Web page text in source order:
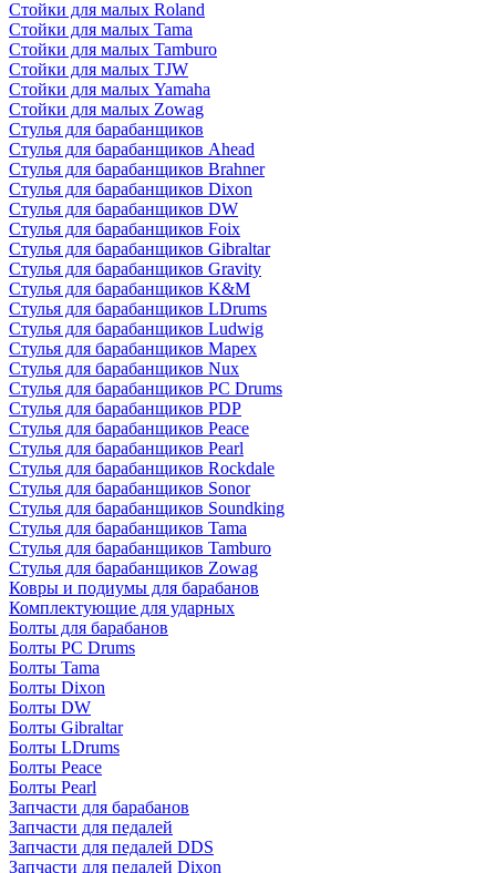
Стойки для малых Roland
Стойки для малых Tama
Стойки для малых Tamburo
Стойки для малых TJW
Стойки для малых Yamaha
Стойки для малых Zowag
Стулья для барабанщиков
Стулья для барабанщиков Ahead
Стулья для барабанщиков Brahner
Стулья для барабанщиков Dixon
Стулья для барабанщиков DW
Стулья для барабанщиков Foix
Стулья для барабанщиков Gibraltar
Стулья для барабанщиков Gravity
Стулья для барабанщиков K&M
Стулья для барабанщиков LDrums
Стулья для барабанщиков Ludwig
Стулья для барабанщиков Mapex
Стулья для барабанщиков Nux
Стулья для барабанщиков PC Drums
Стулья для барабанщиков PDP
Стулья для барабанщиков Peace
Стулья для барабанщиков Pearl
Стулья для барабанщиков Rockdale
Стулья для барабанщиков Sonor
Стулья для барабанщиков Soundking
Стулья для барабанщиков Tama
Стулья для барабанщиков Tamburo
Стулья для барабанщиков Zowag
Ковры и подиумы для барабанов
Комплектующие для ударных
Болты для барабанов
Болты PC Drums
Болты Tama
Болты Dixon
Болты DW
Болты Gibraltar
Болты LDrums
Болты Peace
Болты Pearl
Запчасти для барабанов
Запчасти для педалей
Запчасти для педалей DDS
Запчасти для педалей Dixon